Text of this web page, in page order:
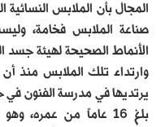
المجال بأن الملابس
صناعة الملابس فخامة،
الأنماط الصحيحة لهيئة جسد
وارتداء تلك الملابس منذ
يرتديها في مدرسة الفنون في
بلغ 16 عاماً من